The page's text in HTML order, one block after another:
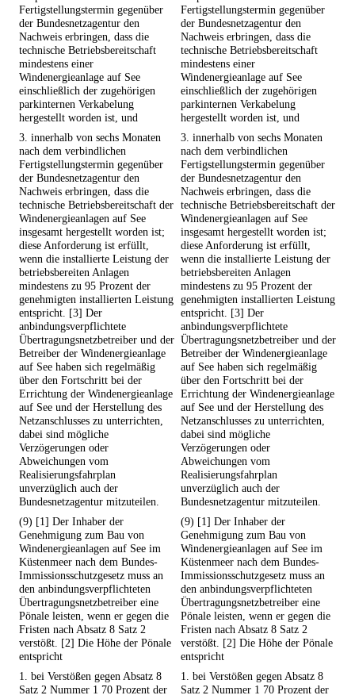
Fertigstellungstermin gegenüber
der Bundesnetzagentur den
Nachweis erbringen, dass die
technische Betriebsbereitschaft
mindestens einer
Windenergieanlage auf See
einschließlich der zugehörigen
parkinternen Verkabelung
hergestellt worden ist, und
Fertigstellungstermin gegenüber
der Bundesnetzagentur den
Nachweis erbringen, dass die
technische Betriebsbereitschaft
mindestens einer
Windenergieanlage auf See
einschließlich der zugehörigen
parkinternen Verkabelung
hergestellt worden ist, und
3. innerhalb von sechs Monaten
nach dem verbindlichen
Fertigstellungstermin gegenüber
der Bundesnetzagentur den
Nachweis erbringen, dass die
technische Betriebsbereitschaft der
Windenergieanlagen auf See
insgesamt hergestellt worden ist;
diese Anforderung ist erfüllt,
wenn die installierte Leistung der
betriebsbereiten Anlagen
mindestens zu 95 Prozent der
genehmigten installierten Leistung
entspricht. [3] Der
anbindungsverpflichtete
Übertragungsnetzbetreiber und der
Betreiber der Windenergieanlage
auf See haben sich regelmäßig
über den Fortschritt bei der
Errichtung der Windenergieanlage
auf See und der Herstellung des
Netzanschlusses zu unterrichten,
dabei sind mögliche
Verzögerungen oder
Abweichungen vom
Realisierungsfahrplan
unverzüglich auch der
Bundesnetzagentur mitzuteilen.
3. innerhalb von sechs Monaten
nach dem verbindlichen
Fertigstellungstermin gegenüber
der Bundesnetzagentur den
Nachweis erbringen, dass die
technische Betriebsbereitschaft der
Windenergieanlagen auf See
insgesamt hergestellt worden ist;
diese Anforderung ist erfüllt,
wenn die installierte Leistung der
betriebsbereiten Anlagen
mindestens zu 95 Prozent der
genehmigten installierten Leistung
entspricht. [3] Der
anbindungsverpflichtete
Übertragungsnetzbetreiber und der
Betreiber der Windenergieanlage
auf See haben sich regelmäßig
über den Fortschritt bei der
Errichtung der Windenergieanlage
auf See und der Herstellung des
Netzanschlusses zu unterrichten,
dabei sind mögliche
Verzögerungen oder
Abweichungen vom
Realisierungsfahrplan
unverzüglich auch der
Bundesnetzagentur mitzuteilen.
(9) [1] Der Inhaber der
Genehmigung zum Bau von
Windenergieanlagen auf See im
Küstenmeer nach dem Bundes-
Immissionsschutzgesetz muss an
den anbindungsverpflichteten
Übertragungsnetzbetreiber eine
Pönale leisten, wenn er gegen die
Fristen nach Absatz 8 Satz 2
verstößt. [2] Die Höhe der Pönale
entspricht
(9) [1] Der Inhaber der
Genehmigung zum Bau von
Windenergieanlagen auf See im
Küstenmeer nach dem Bundes-
Immissionsschutzgesetz muss an
den anbindungsverpflichteten
Übertragungsnetzbetreiber eine
Pönale leisten, wenn er gegen die
Fristen nach Absatz 8 Satz 2
verstößt. [2] Die Höhe der Pönale
entspricht
1. bei Verstößen gegen Absatz 8
Satz 2 Nummer 1 70 Prozent der
1. bei Verstößen gegen Absatz 8
Satz 2 Nummer 1 70 Prozent der